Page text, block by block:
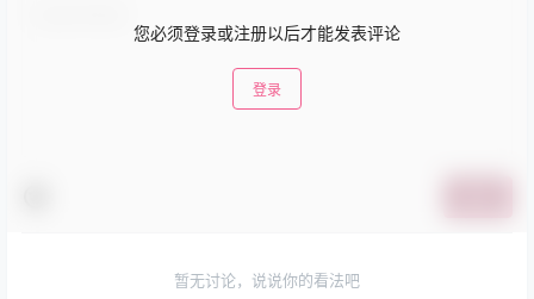
您必须登录或注册以后才能发表评论
登录
暂无讨论，说说你的看法吧